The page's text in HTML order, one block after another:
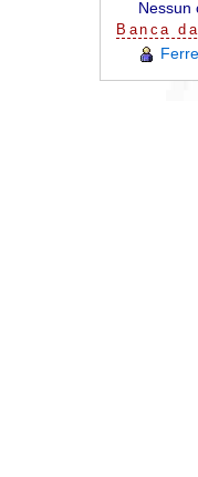
Nessun
Banca